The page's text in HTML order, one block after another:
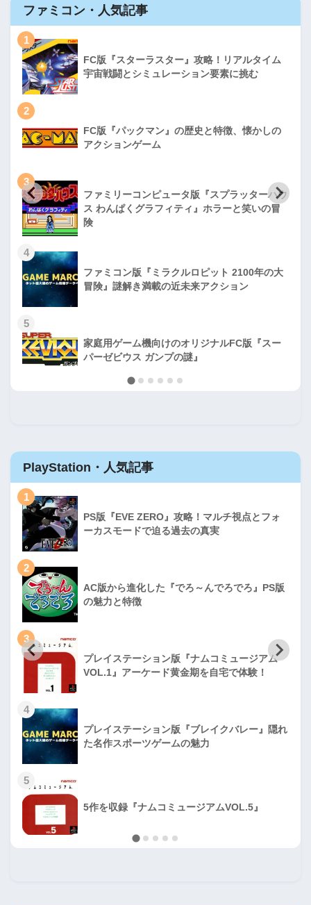
ファミコン・人気記事
1
FC版『スターラスター』攻略！リアルタイム
宇宙戦闘とシミュレーション要素に挑む
2
FC版『パックマン』の歴史と特徴、懐かしの
アクションゲーム
3
ファミリーコンピュータ版『スプラッターハウ
ス わんぱくグラフィティ』ホラーと笑いの冒
険
4
ファミコン版『ミラクルロピット 2100年の大
冒険』謎解き満載の近未来アクション
5
家庭用ゲーム機向けのオリジナルFC版『スー
パーゼビウス ガンプの謎』
PlayStation・人気記事
1
PS版『EVE ZERO』攻略！マルチ視点とフォ
ーカスモードで迫る過去の真実
2
AC版から進化した『でろ～んでろでろ』PS版
の魅力と特徴
3
プレイステーション版『ナムコミュージアム
VOL.1』アーケード黄金期を自宅で体験！
4
プレイステーション版『ブレイクバレー』隠れ
た名作スポーツゲームの魅力
5
5作を収録『ナムコミュージアムVOL.5』